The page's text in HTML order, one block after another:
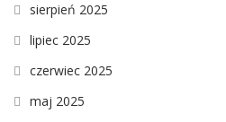
sierpień 2025
lipiec 2025
czerwiec 2025
maj 2025